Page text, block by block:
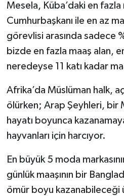
Mesela, Küba’daki en fazla
Cumhurbaşkanı ile en az
görevlisi arasında sadece
bizde en fazla maaş alan,
neredeyse 11 katı kadar
Afrika’da Müslüman halk,
ölürken; Arap Şeyhleri, bir
hayatı boyunca
hayvanları için harcıyor.
En büyük 5 moda
günlük maaşının bir
ömür boyu